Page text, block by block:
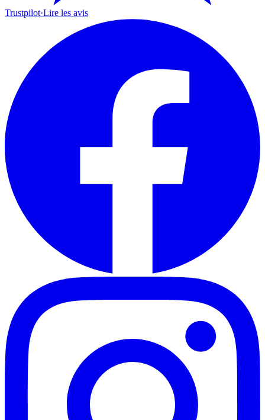
Trustpilot·Lire les avis